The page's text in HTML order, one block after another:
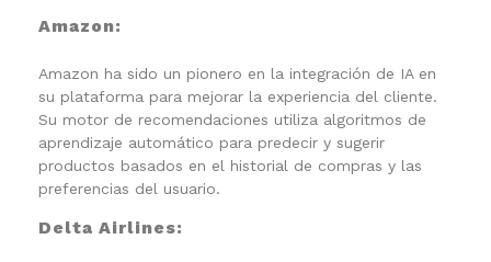
Amazon:
Amazon ha sido un pionero en la integración de IA en
su plataforma para mejorar la experiencia del cliente.
Su motor de recomendaciones utiliza algoritmos de
aprendizaje automático para predecir y sugerir
productos basados en el historial de compras y las
preferencias del usuario.
Delta Airlines: